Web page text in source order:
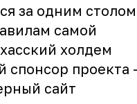
за одним столом
самой
холдем
спонсор проекта
сайт